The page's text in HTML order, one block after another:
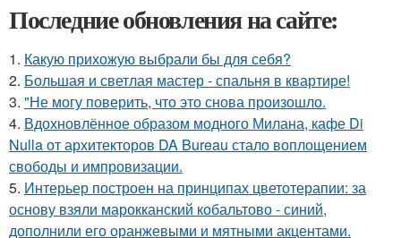
Последние обновления на сайте:
1. Какую прихожую выбрали бы для себя?
2. Большая и светлая мастер - спальня в квартире!
3. "Не могу поверить, что это снова произошло.
4. Вдохновлённое образом модного Милана, кафе Di
Nulla от архитекторов DA Bureau стало воплощением
свободы и импровизации.
5. Интерьер построен на принципах цветотерапии: за
основу взяли марокканский кобальтово - синий,
дополнили его оранжевыми и мятными акцентами.